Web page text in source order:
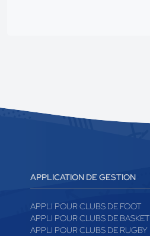
APPLICATION DE GESTION
APPLI POUR CLUBS DE FOOT
APPLI POUR CLUBS DE BASKET
APPLI POUR CLUBS DE RUGBY